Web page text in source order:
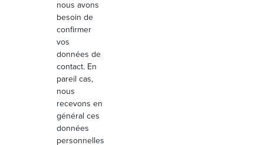
nous avons
besoin de
confirmer
vos
données de
contact. En
pareil cas,
nous
recevons en
général ces
données
personnelles